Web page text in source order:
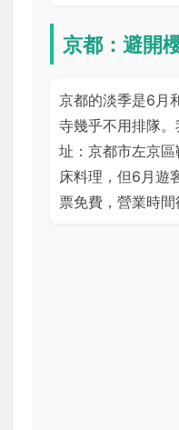
京都：避開
京都的淡季是6月
寺幾乎不用排隊
址：京都市左京
床料理，但6月遊
票免費，營業時間